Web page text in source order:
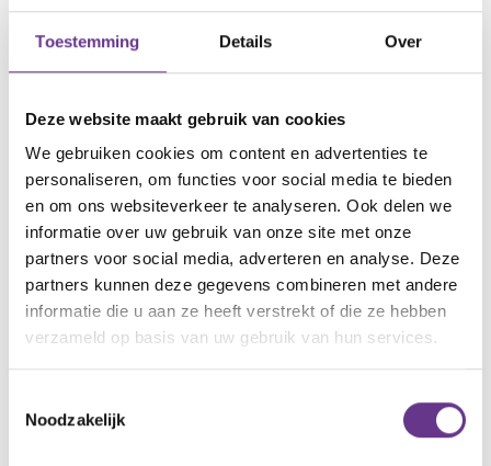
Toestemming Details Over
Deze website maakt gebruik van cookies
We gebruiken cookies om content en advertenties te
personaliseren, om functies voor social media te bieden
en om ons websiteverkeer te analyseren. Ook delen we
informatie over uw gebruik van onze site met onze
partners voor social media, adverteren en analyse. Deze
partners kunnen deze gegevens combineren met andere
informatie die u aan ze heeft verstrekt of die ze hebben
verzameld op basis van uw gebruik van hun services.
Noodzakelijk
de nieuwste inspirerende verhalen in je mailbox!
Huidigethema
De eerste tijd Diagnose
Jij en je gezin Puberteit
Seksualiteit
dagbesteding
Rouw & Verlies